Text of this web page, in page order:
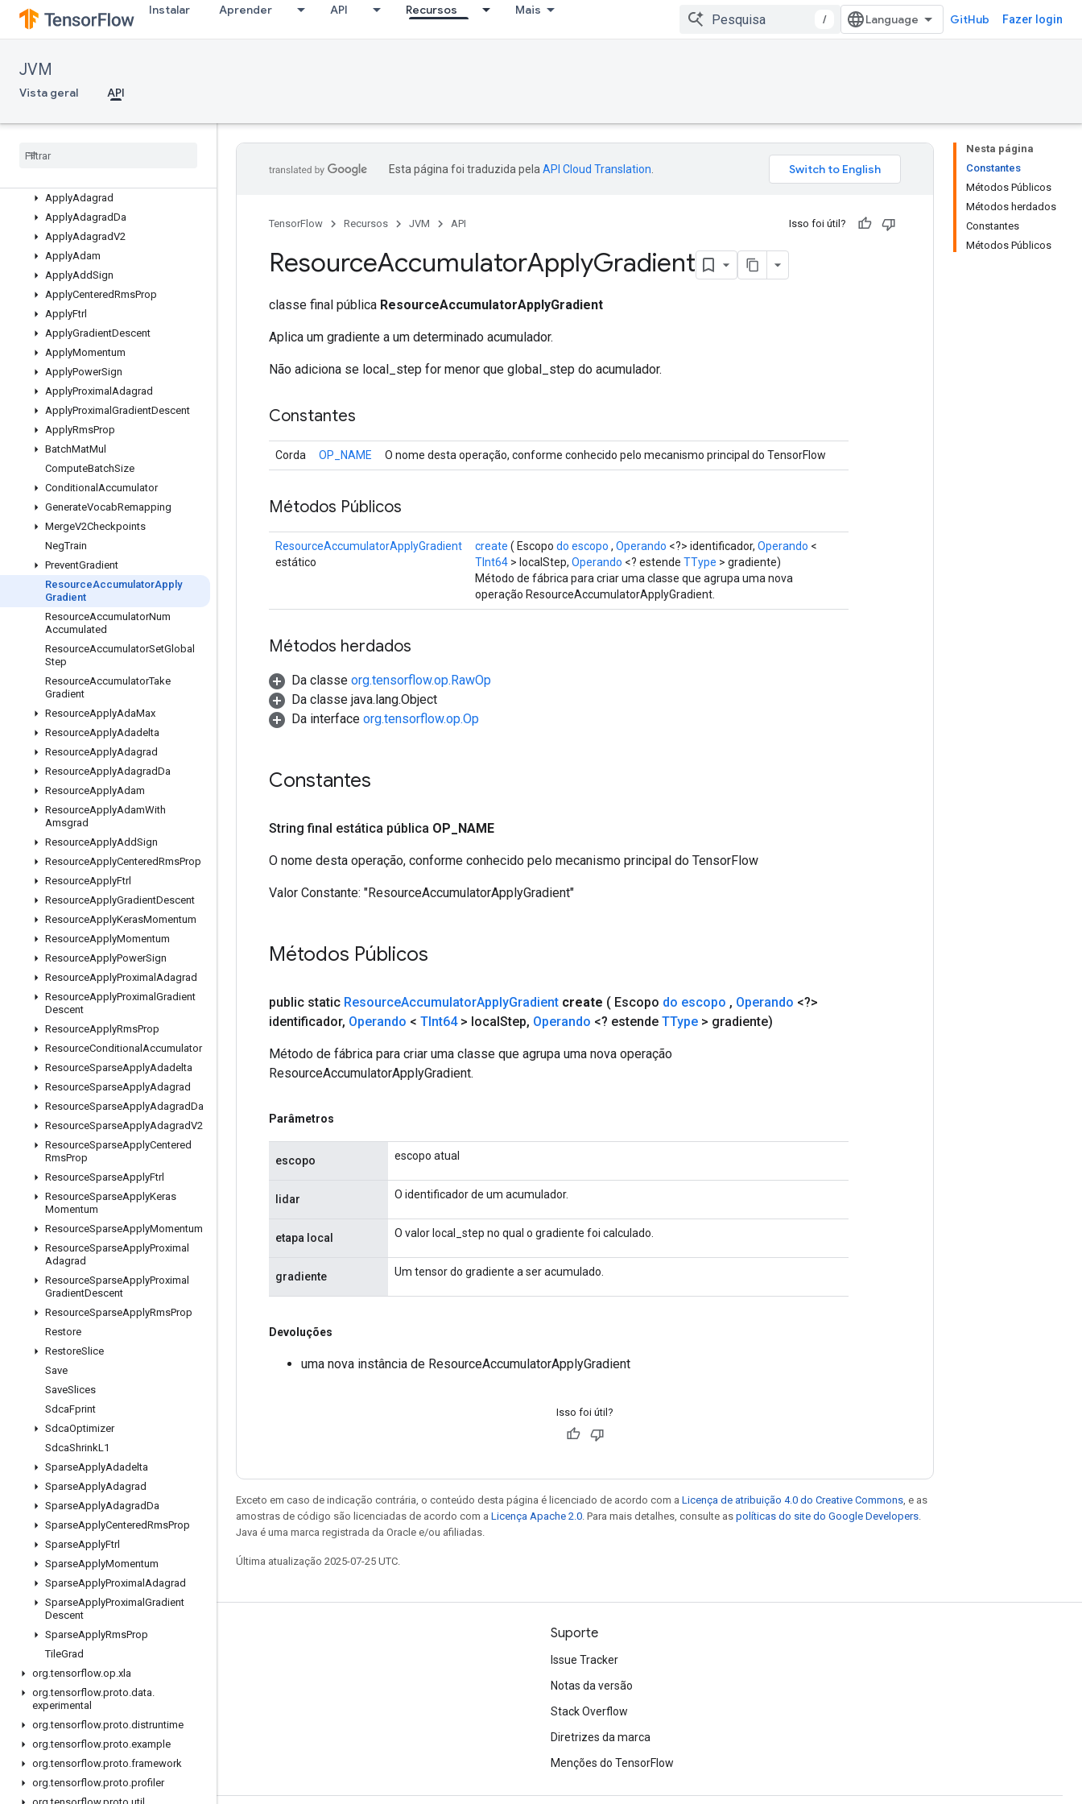
Instalar Aprender API Recursos Mais
/ GitHub Fazer login
JVM
Vista geral API
org.tensorflow.op.summary
org.tensorflow.op.tpu
Visão geral
AccumulatorNumAccumulated
AccumulatorSetGlobalStep
Apply
ApplyAdagrad
ApplyAdagradDa
ApplyAdagradV2
ApplyAdam
ApplyAddSign
ApplyCenteredRmsProp
ApplyFtrl
ApplyGradientDescent
ApplyMomentum
ApplyPowerSign
ApplyProximal Adagrad
ApplyProximal GradientDescent
ApplyRmsProp
BatchMatMul
ComputeBatchSize
Conditional Accumulator
GenerateVocabRemapping
MergeV2Checkpoints
NegTrain
PreventGradient
ResourceAccumulatorApply
Gradient
ResourceAccumulatorNum
Accumulated
ResourceAccumulatorSetGlobal
Step
ResourceAccumulatorTake
Gradient
ResourceApplyAdaMax
ResourceApplyAdadelta
ResourceApplyAdagrad
ResourceApplyAdagradDa
ResourceApplyAdam
ResourceApplyAdamWith
Amsgrad
ResourceApplyAddSign
ResourceApplyCenteredRmsProp
ResourceApplyFtrl
ResourceApplyGradientDescent
ResourceApplyKerasMomentum
ResourceApplyMomentum
ResourceApplyPowerSign
ResourceApplyProximal Adagrad
ResourceApplyProximal Gradient
Descent
ResourceApplyRmsProp
ResourceConditional Accumulator
ResourceSparseApplyAdadelta
ResourceSparseApplyAdagrad
ResourceSparseApplyAdagradDa
ResourceSparseApplyAdagradV2
ResourceSparseApplyCentered
RmsProp
ResourceSparseApplyFtrl
ResourceSparseApplyKeras
Momentum
ResourceSparseApplyMomentum
ResourceSparseApplyProximal
Adagrad
ResourceSparseApplyProximal
GradientDescent
ResourceSparseApplyRmsProp
Restore
RestoreSlice
Save
SaveSlices
SdcaFprint
SdcaOptimizer
SdcaShrinkL1
SparseApplyAdadelta
SparseApplyAdagrad
SparseApplyAdagradDa
SparseApplyCenteredRmsProp
SparseApplyFtrl
SparseApplyMomentum
SparseApplyProximal Adagrad
SparseApplyProximal Gradient
Descent
SparseApplyRmsProp
TileGrad
org.tensorflow.op.xla
org.tensorflow.proto.data.
experimental
org.tensorflow.proto.distruntime
org.tensorflow.proto.example
org.tensorflow.proto.framework
org.tensorflow.proto.profiler
Nesta página
Constantes
Métodos Públicos
Métodos herdados
Constantes
Métodos Públicos
Esta página foi traduzida pela API Cloud Translation
TensorFlow Recursos JVM API Isso foi útil?
ResourceAccumulatorApplyGradient
classe final pública ResourceAccumulatorApplyGradient
Aplica um gradiente a um determinado acumulador.
Não adiciona se local_step for menor que global_step do acumulador.
Constantes
Corda OP_NAME O nome desta operação, conforme conhecido pelo mecanismo principal do TensorFlow
Métodos Públicos
ResourceAccumulatorApplyGradient
estático
create ( Escopo do escopo , Operando <?> identificador, Operando <
TInt64 > localStep, Operando <? estende TType > gradiente)
Método de fábrica para criar uma classe que agrupa uma nova
operação ResourceAccumulatorApplyGradient.
Métodos herdados
Da classe org.tensorflow.op.RawOp
Da classe java.lang.Object
Da interface org.tensorflow.op.Op
Constantes
String final estática pública OP NAME
O nome desta operação, conforme conhecido pelo mecanismo principal do TensorFlow
Valor Constante: "ResourceAccumulatorApplyGradient"
Métodos Públicos
public static ResourceAccumulatorApplyGradient create ( Escopo do escopo , Operando <?>
identificador, Operando < TInt64> localStep, Operando <? estende TType > gradiente)
Método de fábrica para criar uma classe que agrupa uma nova operação
ResourceAccumulatorApplyGradient.
Parâmetros
escopo escopo atual
lidar O identificador de um acumulador.
etapa local O valor local_step no qual o gradiente foi calculado.
gradiente Um tensor do gradiente a ser acumulado.
Devoluções
uma nova instância de ResourceAccumulatorApplyGradient
Isso foi útil?
Exceto em caso de indicação contrária, o conteúdo desta página é licenciado de acordo com a Licença de atribuição 4.0 do Creative Commons , e as
amostras de código são licenciadas de acordo com a Licença Apache 2.0 . Para mais detalhes, consulte as políticas do site do Google Developers
Java é uma marca registrada da Oracle e/ou afiliadas.
Última atualização 2025-07-25 UTC.
Permanecer conectado
GitHub
YouTube
Suporte
Issue Tracker
Notas da versão
Stack Overflow
Diretrizes da marca
Menções do TensorFlow